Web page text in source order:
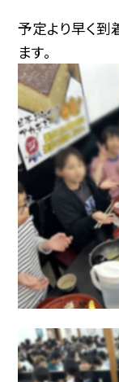
予定より早く到
ます。